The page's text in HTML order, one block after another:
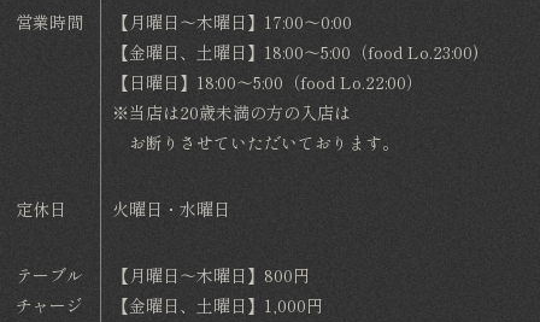
営業時間
【月曜日～木曜日】17:00～0:00
【金曜日、土曜日】18:00～5:00（food Lo.23:00)
【日曜日】18:00～5:00（food Lo.22:00）
※当店は20歳未満の方の入店は
お断りさせていただいております。
定休日 火曜日・水曜日
テーブル
チャージ
【月曜日～木曜日】800円
【金曜日、土曜日】1,000円